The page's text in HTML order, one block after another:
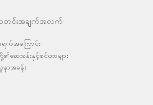
င်းအချက်အလက်
က်အကြောင်း
ဆေးခန်းနှင့်စင်တာများ
ာအခန်း